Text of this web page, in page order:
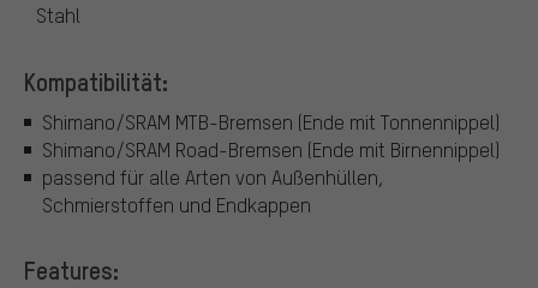
Stahl
Kompatibilität:
Shimano/SRAM MTB-Bremsen (Ende mit Tonnennippel)
Shimano/SRAM Road-Bremsen (Ende mit Birnennippel)
passend für alle Arten von Außenhüllen,
Schmierstoffen und Endkappen
Features: